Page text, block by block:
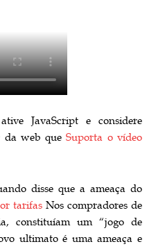
JavaScript e considere
da web queSuporta o vídeo
disse que a ameaça do
tarifasNos compradores de
constituíam um “jogo de
ultimato é uma ameaça e